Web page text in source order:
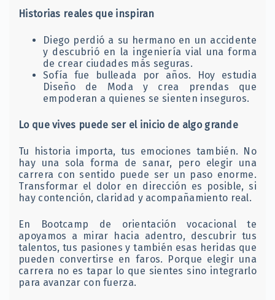
Historias reales que inspiran
Diego perdió a su hermano en un accidente
y descubrió en la ingeniería vial una forma
de crear ciudades más seguras.
Sofía fue bulleada por años. Hoy estudia
Diseño de Moda y crea prendas que
empoderan a quienes se sienten inseguros.
Lo que vives puede ser el inicio de algo grande
Tu historia importa, tus emociones también. No
hay una sola forma de sanar, pero elegir una
carrera con sentido puede ser un paso enorme.
Transformar el dolor en dirección es posible, si
hay contención, claridad y acompañamiento real.
En Bootcamp de orientación vocacional te
apoyamos a mirar hacia adentro, descubrir tus
talentos, tus pasiones y también esas heridas que
pueden convertirse en faros. Porque elegir una
carrera no es tapar lo que sientes sino integrarlo
para avanzar con fuerza.